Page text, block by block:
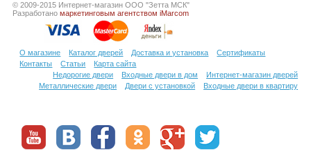
© 2009-2015 Интернет-магазин ООО "Зетта МСК"
Разработаномаркетинговым агентством iMarcom
О магазине Каталог дверей Доставка и установка
Сертификаты
Контакты
Статьи
Карта сайта
Недорогие двери
Входные двери в дом
Интернет-магазин дверей
Металлические двери
Двери с установкой Входные двери в квартиру